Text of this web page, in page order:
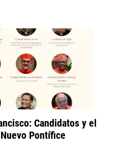
Candidatos y el
Pontífice